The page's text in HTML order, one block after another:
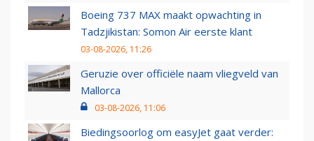
Boeing 737 MAX maakt opwachting in
Tadzjikistan: Somon Air eerste klant
03-08-2026, 11:26
Geruzie over officiële naam vliegveld van
Mallorca
03-08-2026, 11:06
Biedingsoorlog om easyJet gaat verder: